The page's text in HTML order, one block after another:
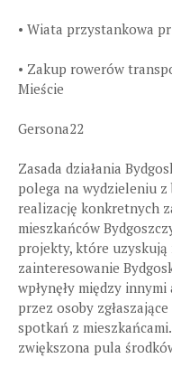
• Wiata przystankowa
• Zakup rowerów
Mieście
Gersona22
Zasada działania
polega na wydzieleniu
realizację konkretnych
mieszkańców
projekty, które uzyskują
zainteresowanie
wpłynęły między
przez osoby
spotkań z
zwiększona pula